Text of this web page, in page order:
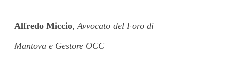
Alfredo Miccio,Avvocato del Foro di
Mantova e Gestore OCC